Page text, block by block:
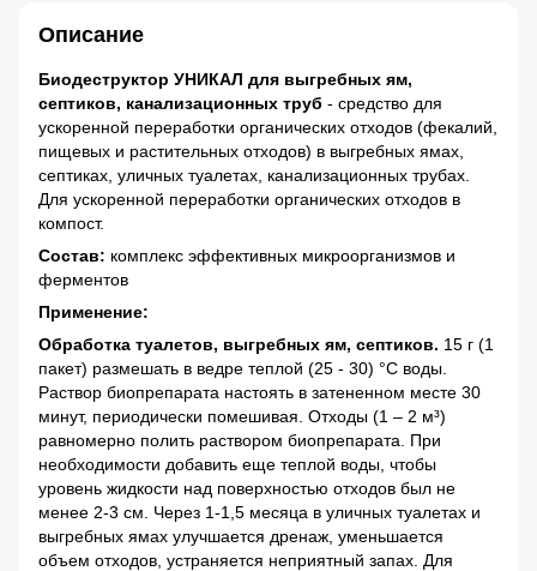
Описание
Биодеструктор УНИКАЛ для выгребных ям,
септиков, канализационных труб - средство для
ускоренной переработки органических отходов (фекалий,
пищевых и растительных отходов) в выгребных ямах,
септиках, уличных туалетах, канализационных трубах.
Для ускоренной переработки органических отходов в
компост.
Состав: комплекс эффективных микроорганизмов и
ферментов
Применение:
Обработка туалетов, выгребных ям, септиков. 15 г (1
пакет) размешать в ведре теплой (25 - 30) °C воды.
Раствор биопрепарата настоять в затененном месте 30
минут, периодически помешивая. Отходы (1 – 2 м³)
равномерно полить раствором биопрепарата. При
необходимости добавить еще теплой воды, чтобы
уровень жидкости над поверхностью отходов был не
менее 2-3 см. Через 1-1,5 месяца в уличных туалетах и ​​
выгребных ямах улучшается дренаж, уменьшается
объем отходов, устраняется неприятный запах. Для